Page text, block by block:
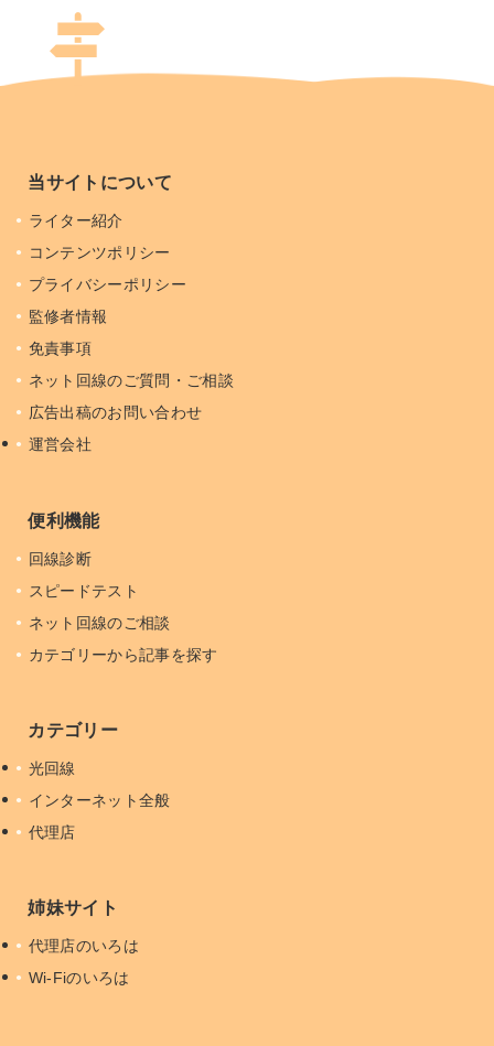
当サイトについて
ライター紹介
コンテンツポリシー
プライバシーポリシー
監修者情報
免責事項
ネット回線のご質問・ご相談
広告出稿のお問い合わせ
運営会社
便利機能
回線診断
スピードテスト
ネット回線のご相談
カテゴリーから記事を探す
カテゴリー
光回線
インターネット全般
代理店
姉妹サイト
代理店のいろは
Wi-Fiのいろは